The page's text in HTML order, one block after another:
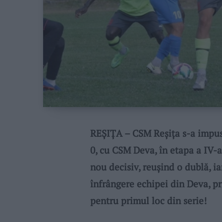
REȘIȚA – CSM Reșița s-a
0, cu CSM Deva, în etapa a
nou decisiv, reușind o dublă,
înfrângere echipei din Deva,
pentru primul loc din serie!